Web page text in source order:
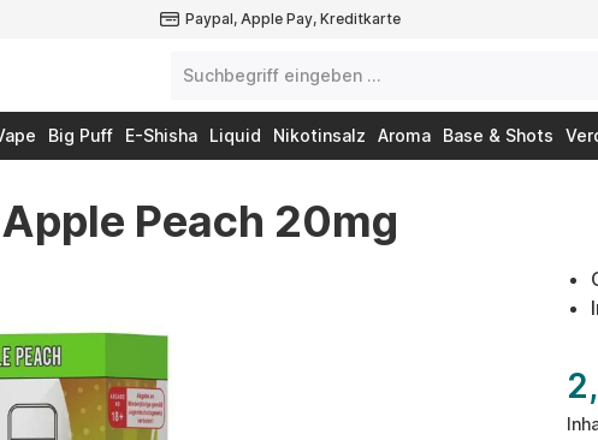
Paypal, Apple Pay, Kreditkarte
Big Puff E-Shisha Liquid Nikotinsalz Aroma Base & Shots
Peach 20mg